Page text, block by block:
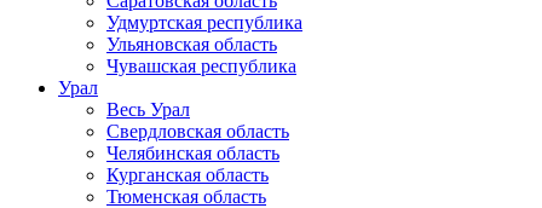
Удмуртская республика
Ульяновская область
Чувашская республика
Урал
Весь Урал
Свердловская область
Челябинская область
Курганская область
Тюменская область